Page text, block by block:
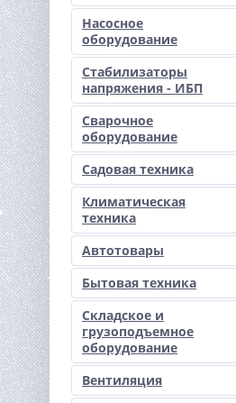
Насосное
оборудование
Стабилизаторы
напряжения - ИБП
Сварочное
оборудование
Садовая техника
Климатическая
техника
Автотовары
Бытовая техника
Складское и
грузоподъемное
оборудование
Вентиляция